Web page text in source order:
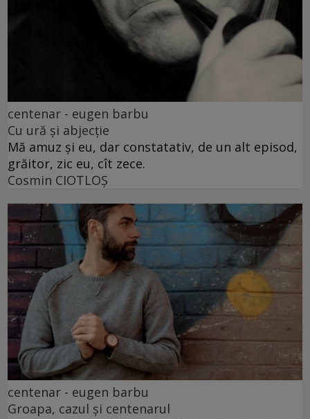
centenar - eugen barbu
Cu ură și abjecție
Mă amuz și eu, dar constatativ, de un alt episod,
grăitor, zic eu, cît zece.
Cosmin CIOTLOŞ
centenar - eugen barbu
Groapa, cazul și centenarul